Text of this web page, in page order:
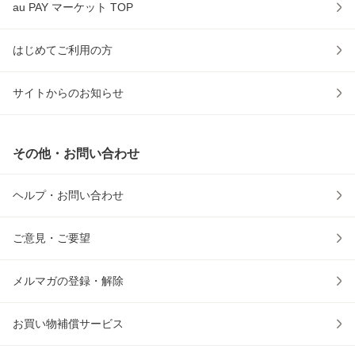
au PAY マーケット TOP
はじめてご利用の方
サイトからのお知らせ
その他・お問い合わせ
ヘルプ・お問い合わせ
ご意見・ご要望
メルマガの登録・解除
お買い物補償サービス